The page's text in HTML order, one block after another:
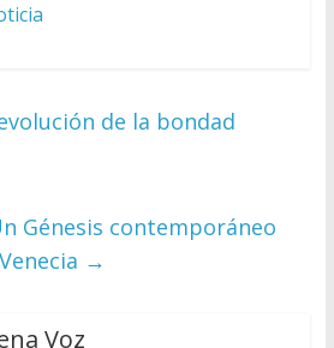
de la bondad
Génesis contemporáneo
→
Voz